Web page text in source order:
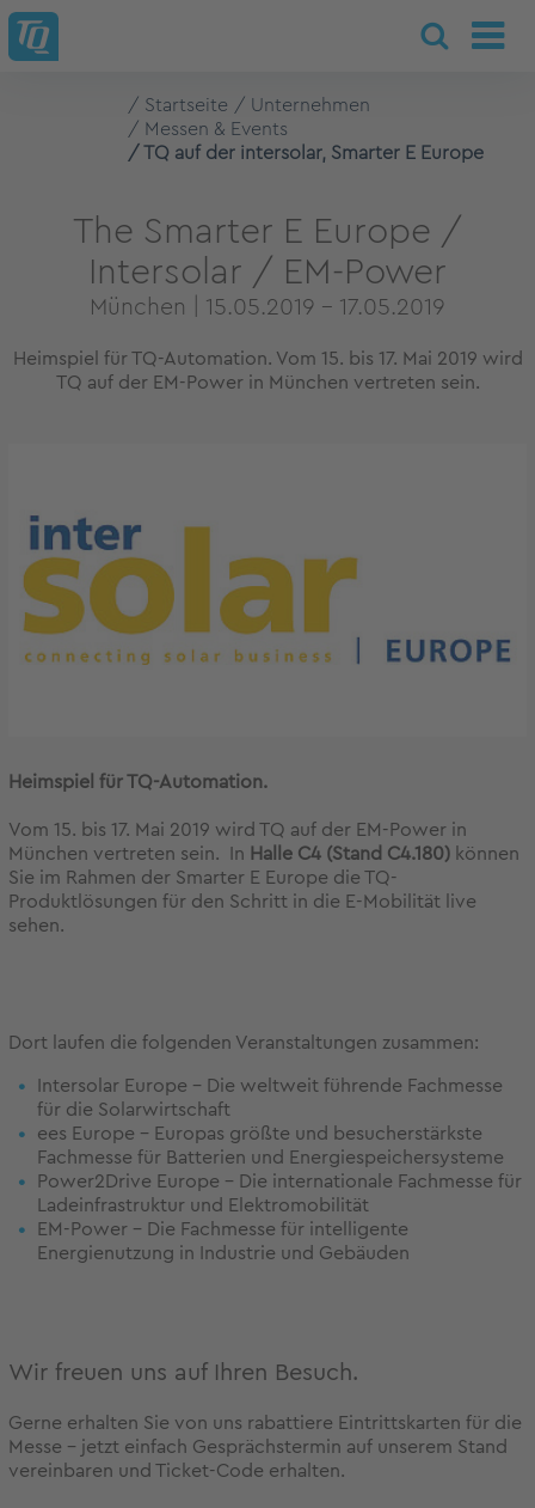
Startseite
Unternehmen
Messen & Events
TQ auf der intersolar, Smarter E Europe
The Smarter E Europe /
Intersolar / EM-Power
München | 15.05.2019 - 17.05.2019
Heimspiel für TQ-Automation. Vom 15. bis 17. Mai 2019 wird
TQ auf der EM-Power in München vertreten sein.
Heimspiel für TQ-Automation.
Vom 15. bis 17. Mai 2019 wird TQ auf der EM-Power in
München vertreten sein. In Halle C4 (Stand C4.180) können
Sie im Rahmen der Smarter E Europe die TQ-
Produktlösungen für den Schritt in die E-Mobilität live
sehen.
Dort laufen die folgenden Veranstaltungen zusammen:
Intersolar Europe – Die weltweit führende Fachmesse
für die Solarwirtschaft
ees Europe – Europas größte und besucherstärkste
Fachmesse für Batterien und Energiespeichersysteme
Power2Drive Europe – Die internationale Fachmesse für
Ladeinfrastruktur und Elektromobilität
EM-Power – Die Fachmesse für intelligente
Energienutzung in Industrie und Gebäuden
Wir freuen uns auf Ihren Besuch.
Gerne erhalten Sie von uns rabattiere Eintrittskarten für die
Messe - jetzt einfach Gesprächstermin auf unserem Stand
vereinbaren und Ticket-Code erhalten.